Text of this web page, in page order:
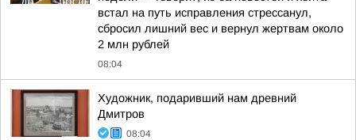
встал на путь исправления стрессанул,
сбросил лишний вес и вернул жертвам около
2 млн рублей
08:04
Художник, подаривший нам древний
Дмитров
08:04